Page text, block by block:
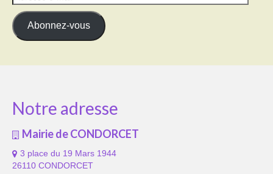
e-
mail
Abonnez-vous
Notre adresse
Mairie de CONDORCET
3 place du 19 Mars 1944
26110 CONDORCET